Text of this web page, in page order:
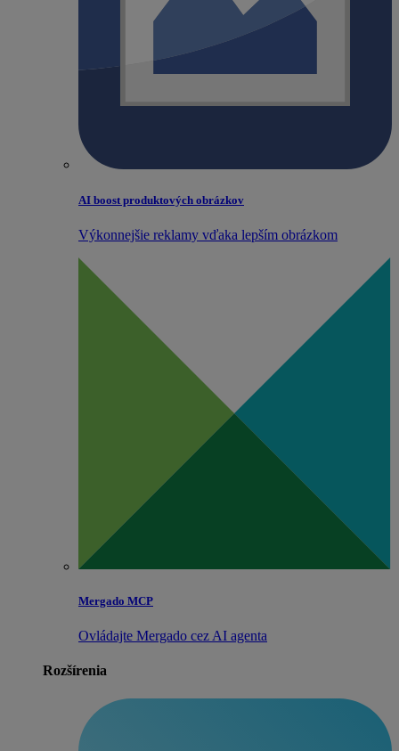
AI boost produktových obrázkov
Výkonnejšie reklamy vďaka lepším obrázkom
Mergado MCP
Ovládajte Mergado cez AI agenta
Rozšírenia